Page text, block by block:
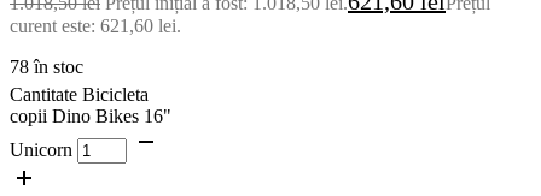
curent este: 621,60 lei.
78 în stoc
Cantitate Bicicleta
copii Dino Bikes 16"
Unicorn